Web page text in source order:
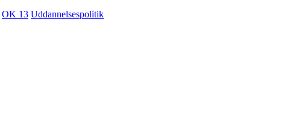
OK 13 Uddannelsespolitik